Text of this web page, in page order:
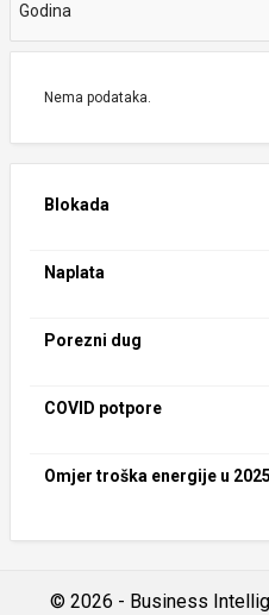
Godina
Nema podataka.
Blokada
Naplata
Porezni dug
COVID potpore
Omjer troška energije u
© 2026 - Business